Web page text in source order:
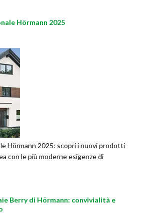
Hörmann 2025
Hörmann 2025: scopri i nuovi prodotti
con le più moderne esigenze di
Berry di Hörmann: convivialità e